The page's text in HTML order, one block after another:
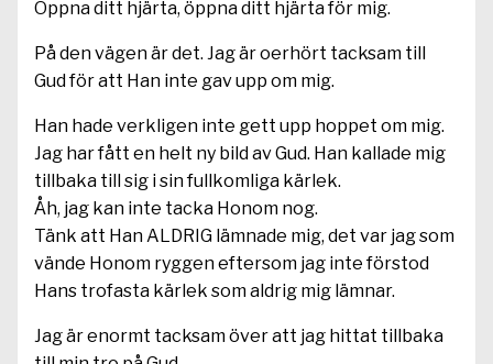
Öppna ditt hjärta, öppna ditt hjärta för mig.
På den vägen är det. Jag är oerhört tacksam till
Gud för att Han inte gav upp om mig.
Han hade verkligen inte gett upp hoppet om mig.
Jag har fått en helt ny bild av Gud. Han kallade mig
tillbaka till sig i sin fullkomliga kärlek.
Åh, jag kan inte tacka Honom nog.
Tänk att Han ALDRIG lämnade mig, det var jag som
vände Honom ryggen eftersom jag inte förstod
Hans trofasta kärlek som aldrig mig lämnar.
Jag är enormt tacksam över att jag hittat tillbaka